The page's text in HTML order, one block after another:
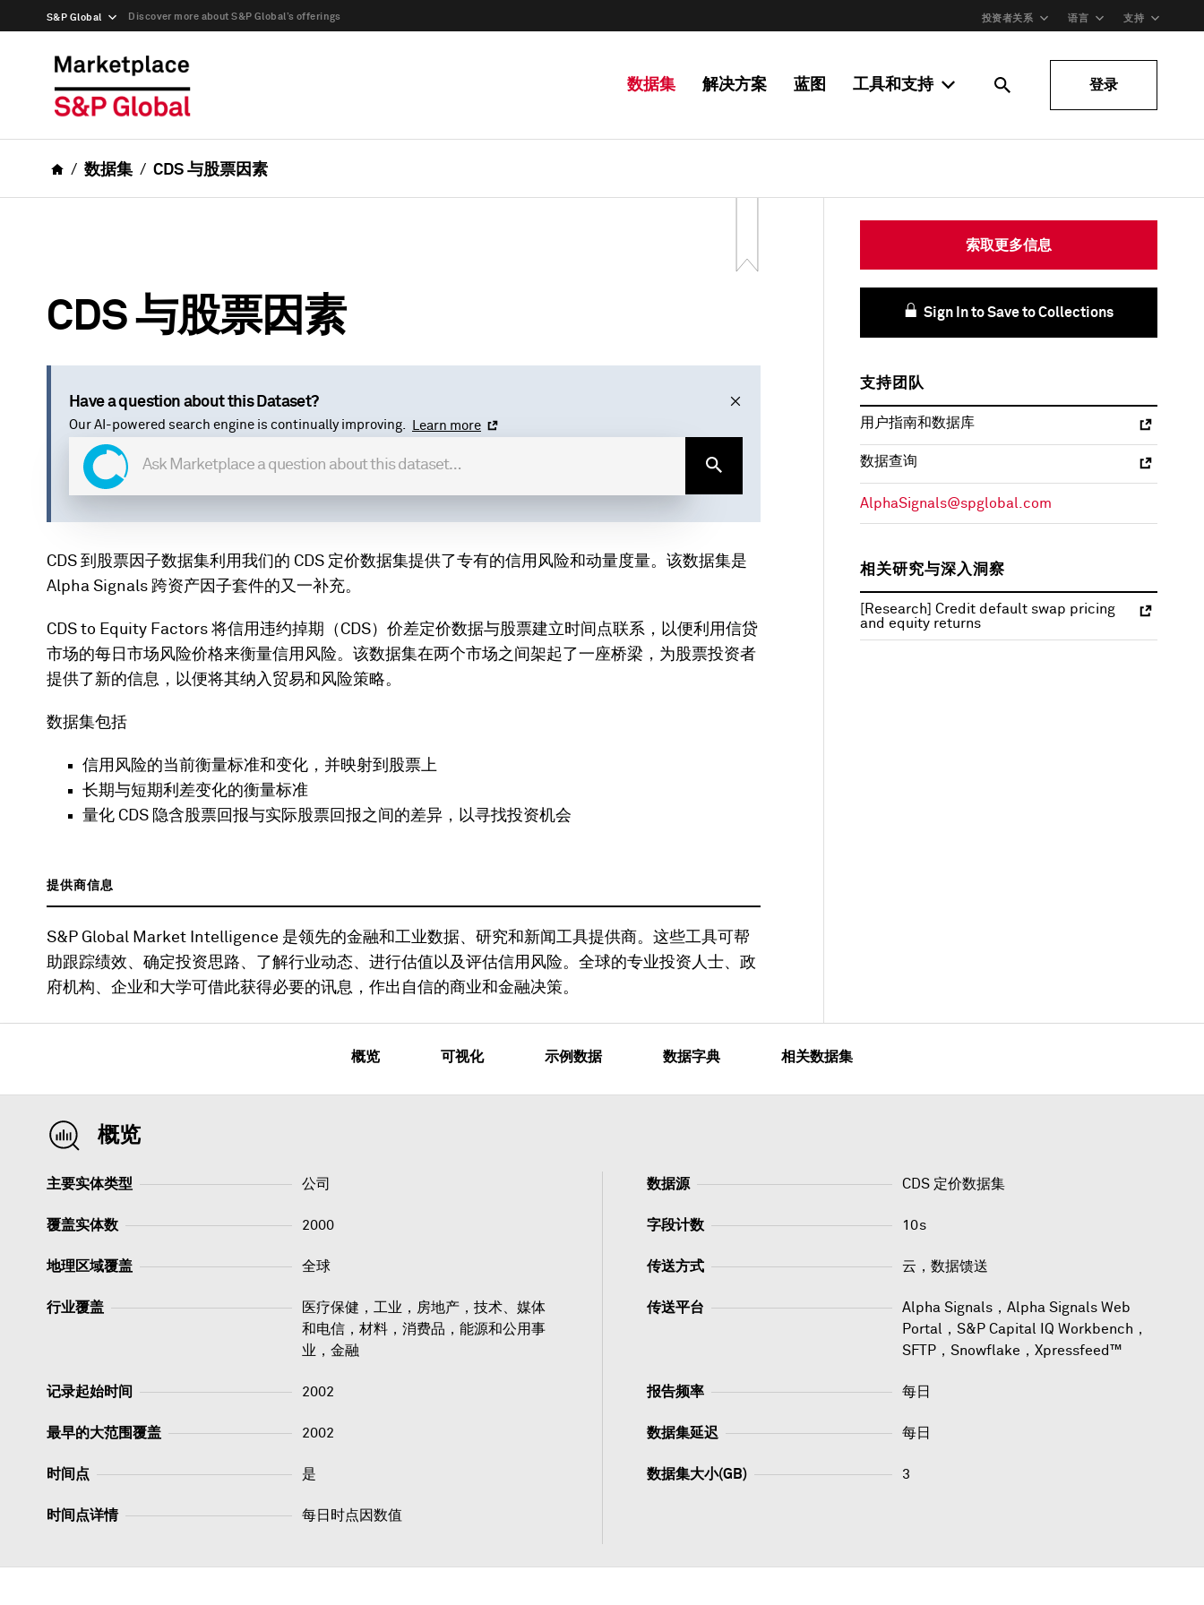
S&P Global Discover more about S&P Global’s offerings 投资者关系 语言 支持
数据集 解决方案 蓝图 工具和支持 登录
数据集 CDS 与股票因素
CDS 与股票因素
Have a question about this Dataset?
Our AI-powered search engine is continually improving. Learn more
CDS 到股票因子数据集利用我们的 CDS 定价数据集提供了专有的信用风险和动量度量。该数据集是
Alpha Signals 跨资产因子套件的又一补充。
CDS to Equity Factors 将信用违约掉期（CDS）价差定价数据与股票建立时间点联系，以便利用信贷
市场的每日市场风险价格来衡量信用风险。该数据集在两个市场之间架起了一座桥梁，为股票投资者
提供了新的信息，以便将其纳入贸易和风险策略。
数据集包括
信用风险的当前衡量标准和变化，并映射到股票上
长期与短期利差变化的衡量标准
量化 CDS 隐含股票回报与实际股票回报之间的差异，以寻找投资机会
提供商信息
S&P Global Market Intelligence 是领先的金融和工业数据、研究和新闻工具提供商。这些工具可帮
助跟踪绩效、确定投资思路、了解行业动态、进行估值以及评估信用风险。全球的专业投资人士、政
府机构、企业和大学可借此获得必要的讯息，作出自信的商业和金融决策。
索取更多信息
Sign In to Save to Collections
支持团队
用户指南和数据库
数据查询
AlphaSignals@spglobal.com
相关研究与深入洞察
[Research] Credit default swap pricing
and equity returns
概览 可视化 示例数据 数据字典 相关数据集
概览
主要实体类型 公司
覆盖实体数 2000
地理区域覆盖 全球
行业覆盖
医疗保健，工业，房地产，技术、媒体
和电信，材料，消费品，能源和公用事
业，金融
记录起始时间 2002
最早的大范围覆盖 2002
时间点 是
时间点详情 每日时点因数值
数据源 CDS 定价数据集
字段计数 10s
传送方式 云，数据馈送
传送平台 Alpha Signals， Alpha Signals Web
Portal
， S&P Capital IQ Workbench ，
SFTP， Snowflake ， Xpressfeed™
报告频率 每日
数据集延迟 每日
数据集大小(GB) 3